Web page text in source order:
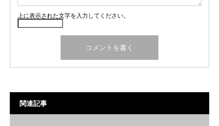
上に表示された文字を入力してください。
関連記事